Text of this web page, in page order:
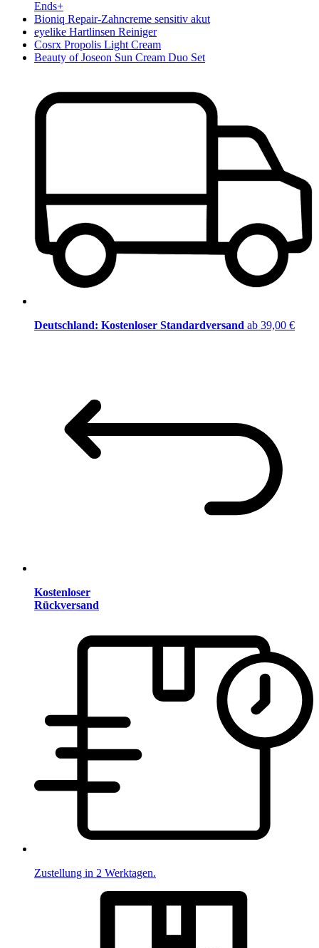
Ends+
Bioniq Repair-Zahncreme sensitiv akut
eyelike Hartlinsen Reiniger
Cosrx Propolis Light Cream
Beauty of Joseon Sun Cream Duo Set
Deutschland: Kostenloser Standardversand ab 39,00 €
Kostenloser
Rückversand
Zustellung in 2 Werktagen.